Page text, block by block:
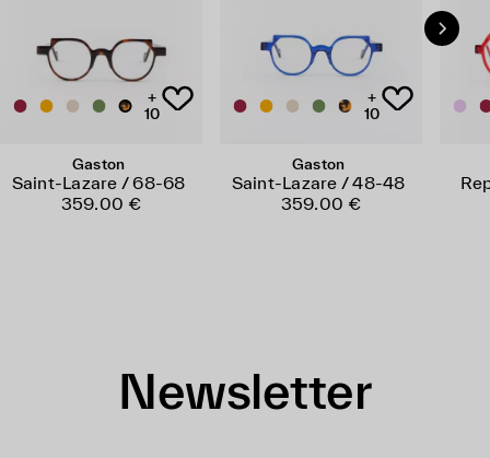
+
10
Gaston
Saint-Lazare / 68-68
359.00 €
+
10
Gaston
Saint-Lazare / 48-48
359.00 €
Newsletter